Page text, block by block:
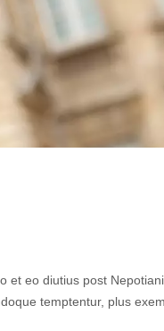
et eo diutius post
temptentur, plus